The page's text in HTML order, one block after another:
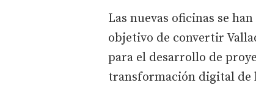
Las nuevas oficinas se
objetivo de convertir
para el desarrollo de
transformación digital de